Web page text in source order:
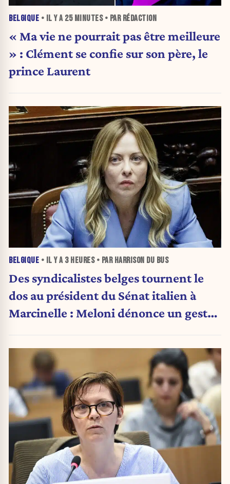
BELGIQUE • IL Y A 25 MINUTES• PAR RÉDACTION
« Ma vie ne pourrait pas être meilleure
» : Clément se confie sur son père, le
prince Laurent
BELGIQUE • IL Y A 3 HEURES• PAR HARRISON DU BUS
Des syndicalistes belges tournent le
dos au président du Sénat italien à
Marcinelle : Meloni dénonce un geste